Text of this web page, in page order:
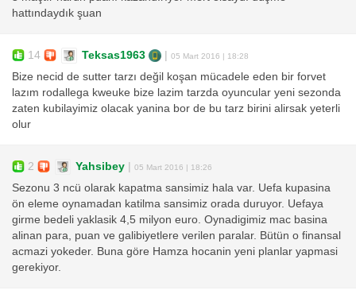
hattındaydık şuan
14 Teksas1963 05 Mart 2016 | 18:28
Bize necid de sutter tarzı değil koşan mücadele eden bir forvet
lazım rodallega kweuke bize lazim tarzda oyuncular yeni sezonda
zaten kubilayimiz olacak yanina bor de bu tarz birini alirsak yeterli
olur
2 Yahsibey 05 Mart 2016 | 18:26
Sezonu 3 ncü olarak kapatma sansimiz hala var. Uefa kupasina
ön eleme oynamadan katilma sansimiz orada duruyor. Uefaya
girme bedeli yaklasik 4,5 milyon euro. Oynadigimiz mac basina
alinan para, puan ve galibiyetlere verilen paralar. Bütün o finansal
acmazi yokeder. Buna göre Hamza hocanin yeni planlar yapmasi
gerekiyor.